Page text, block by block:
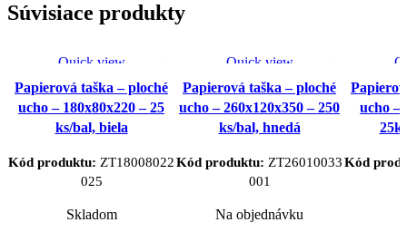
Súvisiace produkty
Quick view
Pridať do obľúbených
produktov
Papierová taška – ploché
ucho – 180x80x220 – 25
ks/bal, biela
Kód produktu: ZT18008022
025
Skladom
Quick view
Pridať do obľúbených
produktov
Papierová taška – ploché
ucho – 260x120x350 – 250
ks/bal, hnedá
Kód produktu: ZT26010033
001
Na objednávku
Pridať
ucho –
Kód